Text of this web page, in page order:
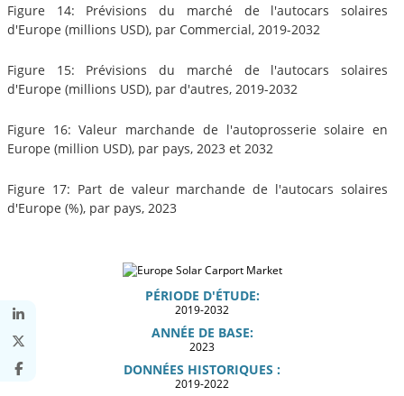
Figure 14: Prévisions du marché de l'autocars solaires
d'Europe (millions USD), par Commercial, 2019-2032
Figure 15: Prévisions du marché de l'autocars solaires
d'Europe (millions USD), par d'autres, 2019-2032
Figure 16: Valeur marchande de l'autoprosserie solaire en
Europe (million USD), par pays, 2023 et 2032
Figure 17: Part de valeur marchande de l'autocars solaires
d'Europe (%), par pays, 2023
PÉRIODE D'ÉTUDE:
2019-2032
ANNÉE DE BASE:
2023
DONNÉES HISTORIQUES :
2019-2022